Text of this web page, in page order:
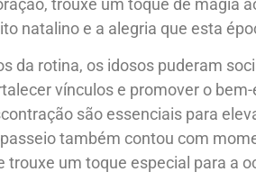
natalino e a alegria que esta
da rotina, os idosos puderam
vínculos e promover o
são essenciais para
também contou com
trouxe um toque especial para a